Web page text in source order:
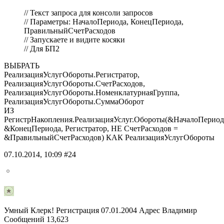
// Текст запроса для консоли запросов
// Параметры: НачалоПериода, КонецПериода,
ПравильныйСчетРасходов
// Запускаете и видите косяки
// Для БП2
ВЫБРАТЬ
РеализацияУслугОбороты.Регистратор,
РеализацияУслугОбороты.СчетРасходов,
РеализацияУслугОбороты.НоменклатурнаяГруппа,
РеализацияУслугОбороты.СуммаОборот
ИЗ
&КонецПериода, Регистратор, НЕ СчетРасходов =
&ПравильныйСчетРасходов) КАК РеализацияУслугОбороты
07.10.2014, 10:09 #24
Умный Клерк! Регистрация 07.01.2004 Адрес Владимир
Сообщений 13,623